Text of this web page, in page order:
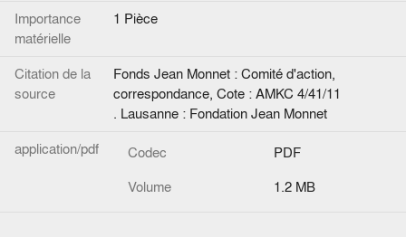
Importance
matérielle
1 Pièce
Citation de la
source
Fonds Jean Monnet : Comité d'action,
correspondance, Cote : AMKC 4/41/11
. Lausanne : Fondation Jean Monnet
application/pdf
Codec
PDF
Volume
1.2 MB